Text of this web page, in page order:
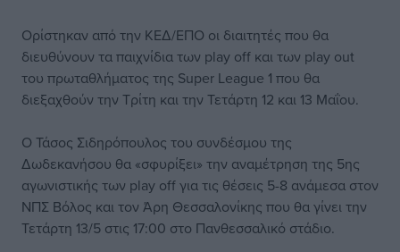
Ορίστηκαν από την ΚΕΔ/ΕΠΟ οι διαιτητές που θα
διευθύνουν τα παιχνίδια των play off και των play out
του πρωταθλήματος της Super League 1 που θα
διεξαχθούν την Τρίτη και την Τετάρτη 12 και 13 Μαΐου.
Ο Τάσος Σιδηρόπουλος του συνδέσμου της
Δωδεκανήσου θα «σφυρίξει» την αναμέτρηση της 5ης
αγωνιστικής των play off για τις θέσεις 5-8 ανάμεσα στον
ΝΠΣ Βόλος και τον Άρη Θεσσαλονίκης που θα γίνει την
Τετάρτη 13/5 στις 17:00 στο Πανθεσσαλικό στάδιο.